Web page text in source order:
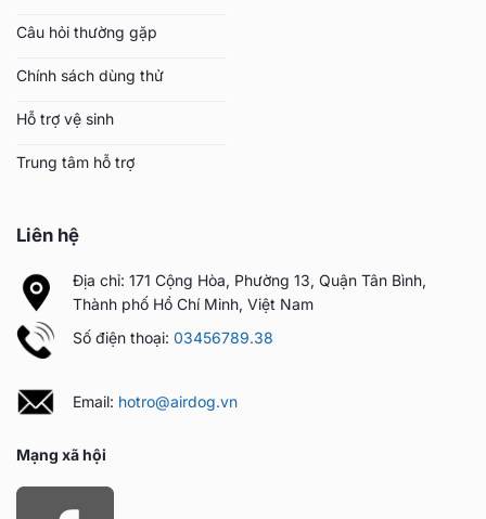
Câu hỏi thường gặp
Chính sách dùng thử
Hỗ trợ vệ sinh
Trung tâm hỗ trợ
Liên hệ
Địa chỉ: 171 Cộng Hòa, Phường 13, Quận Tân Bình,
Thành phố Hồ Chí Minh, Việt Nam
Số điện thoại: 03456789.38
Email: hotro@airdog.vn
Mạng xã hội